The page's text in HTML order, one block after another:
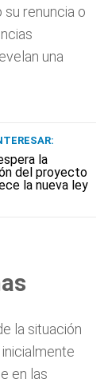
renuncia o
una
la
del proyecto
la nueva ley
la situación
en las